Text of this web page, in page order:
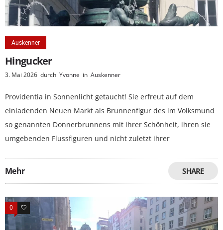
Auskenner
Hingucker
3. Mai 2026 durch Yvonne in Auskenner
Providentia in Sonnenlicht getaucht! Sie erfreut auf dem
einladenden Neuen Markt als Brunnenfigur des im Volksmund
so genannten Donnerbrunnens mit ihrer Schönheit, ihren sie
umgebenden Flussfiguren und nicht zuletzt ihrer
Mehr SHARE
0 0